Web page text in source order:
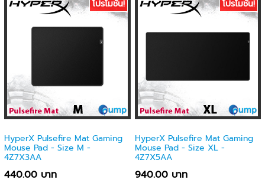
โปรโมชั่น!
HyperX Pulsefire Mat Gaming
Mouse Pad - Size M -
4Z7X3AA
440.00 บาท
โปรโมชั่น!
HyperX Pulsefire Mat Gaming
Mouse Pad - Size XL -
4Z7X5AA
940.00 บาท